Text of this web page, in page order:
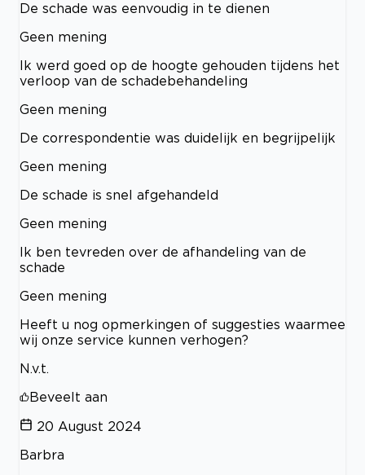
De schade was eenvoudig in te dienen
Geen mening
Ik werd goed op de hoogte gehouden tijdens het
verloop van de schadebehandeling
Geen mening
De correspondentie was duidelijk en begrijpelijk
Geen mening
De schade is snel afgehandeld
Geen mening
Ik ben tevreden over de afhandeling van de
schade
Geen mening
Heeft u nog opmerkingen of suggesties waarmee
wij onze service kunnen verhogen?
N.v.t.
Beveelt aan
20 August 2024
Barbra